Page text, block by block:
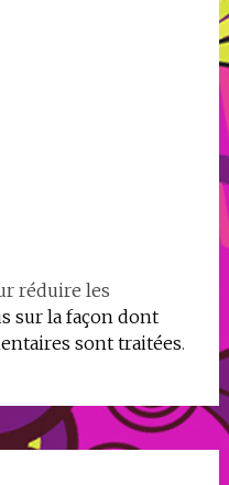
réduire les
sur la façon dont
sont traitées.